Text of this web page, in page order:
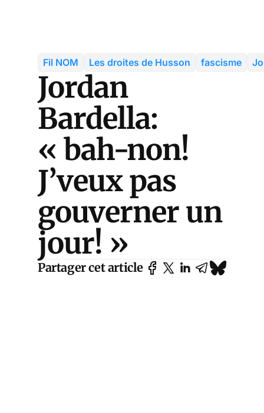
Fil NOM Les droites de Husson fascisme
Jordan
Bardella:
« bah-non!
J’veux pas
gouverner un
jour! »
Partager cet article